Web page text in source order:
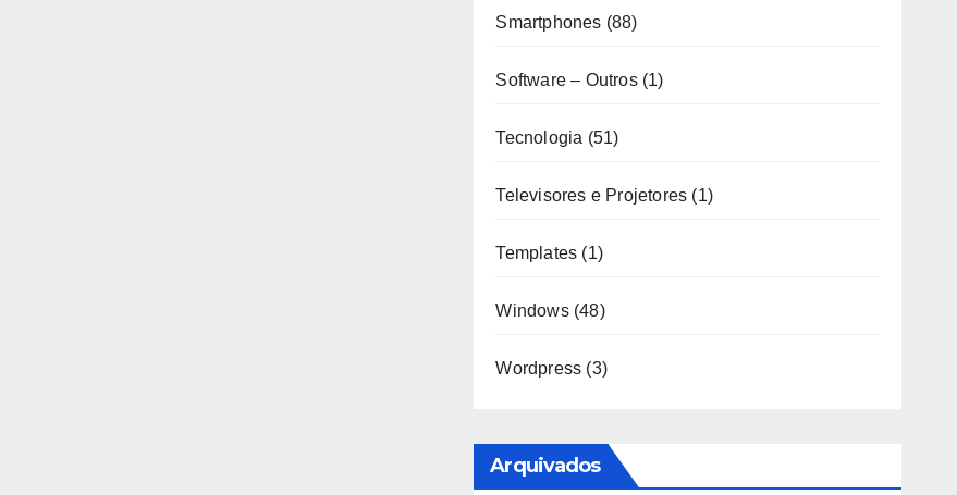
Smartphones (88)
Software – Outros(1)
Tecnologia (51)
Televisores e Projetores (1)
Templates (1)
Windows(48)
Wordpress (3)
Arquivados